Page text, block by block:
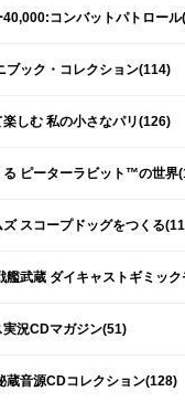
40,000:コンバットパトロール
ブック・コレクション(114)
しむ 私の小さなパリ(126)
る ピーターラビット™の世界
スコープドッグをつくる
艦武蔵 ダイキャストギミッ
実況CDマガジン(51)
蔵音源CDコレクション(128)